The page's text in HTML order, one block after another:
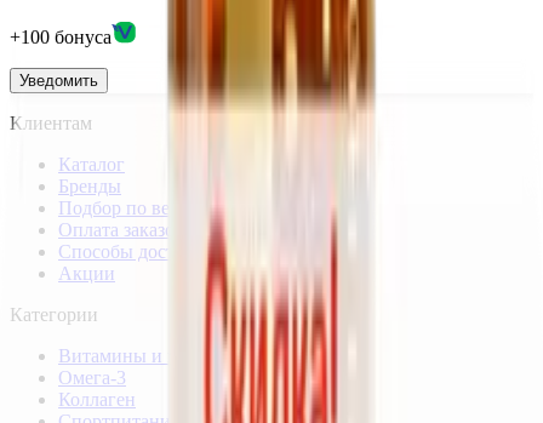
+100 бонуса
Уведомить
Клиентам
Каталог
Бренды
Подбор по веществам
Оплата заказов
Способы доставки
Акции
Категории
Витамины и минералы
Омега-3
Коллаген